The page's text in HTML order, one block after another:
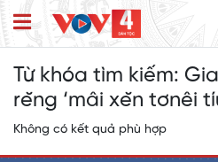
Từ khóa tìm kiếm:
rĕng ‘mâi xĕn tơnêi
Không có kết quả phù hợp